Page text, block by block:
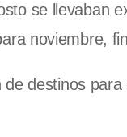
se llevaban
noviembre,
destinos